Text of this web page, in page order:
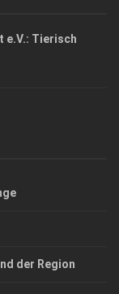
e.V.: Tierisch
der Region